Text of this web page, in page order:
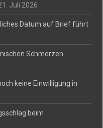
Juli 2026
Datum auf Brief führt
Schmerzen
keine Einwilligung in
beim